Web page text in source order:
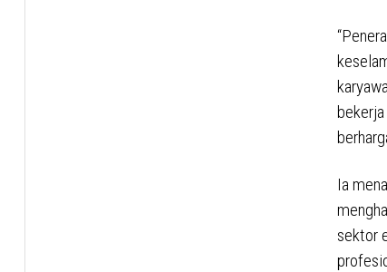
Ia
sektor